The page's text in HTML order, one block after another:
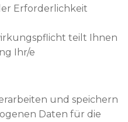
Erforderlichkeit
teilt Ihnen
Ihr/e
und speichern
Daten für die